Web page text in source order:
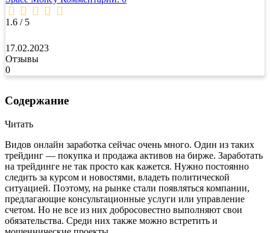
1.6 / 5
17.02.2023
Отзывы
0
Содержание
Читать
Видов онлайн заработка сейчас очень много. Один из таких
трейдинг — покупка и продажа активов на бирже. Заработать
на трейдинге не так просто как кажется. Нужно постоянно
следить за курсом и новостями, владеть политической
ситуацией. Поэтому, на рынке стали появляться компании,
предлагающие консультационные услуги или управление
счетом. Но не все из них добросовестно выполняют свои
обязательства. Среди них также можно встретить и